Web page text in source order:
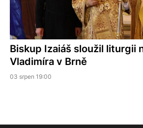
Biskup Izaiáš sloužil liturgii
Vladimíra v Brně
03 srpen 19:00